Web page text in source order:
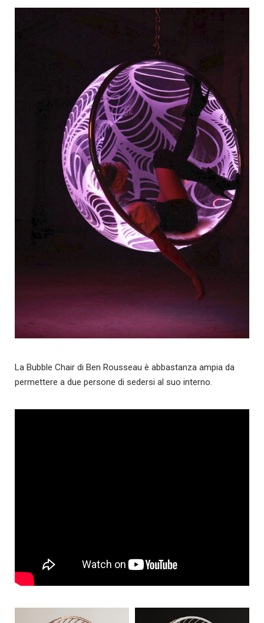
La Bubble Chair di Ben Rousseau è abbastanza ampia da
permettere a due persone di sedersi al suo interno.